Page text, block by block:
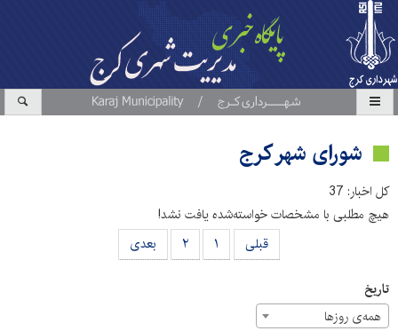
شورای شهر کرج
کل اخبار: 37
هیچ مطلبی با مشخصات خواسته‌شده یافت نشد!
قبلی
۱ ۲ بعدی
تاریخ
همه‌ی روزها